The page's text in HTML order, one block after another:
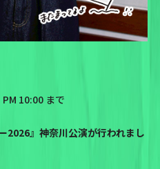
10:00 まで
2026』神奈川公演が行われまし